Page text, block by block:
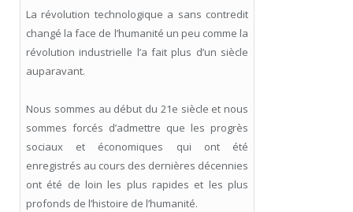
La révolution technologique a sans contredit
changé la face de l’humanité un peu comme la
révolution industrielle l’a fait plus d’un siècle
auparavant.
Nous sommes au début du 21e siècle et nous
sommes forcés d’admettre que les progrès
sociaux et économiques qui ont été
enregistrés au cours des dernières décennies
ont été de loin les plus rapides et les plus
profonds de l’histoire de l’humanité.